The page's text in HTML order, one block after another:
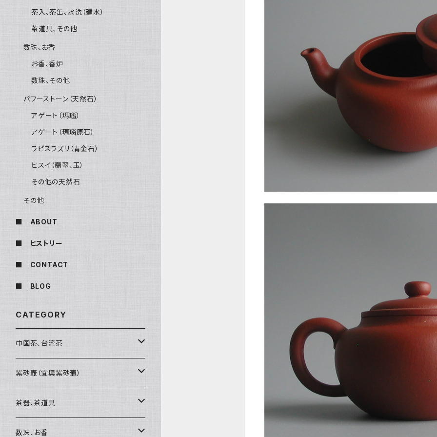
茶入、茶缶、水洗（建水）
茶道具、その他
数珠、お香
お香、香炉
数珠、その他
パワーストーン（天然石）
アゲート（瑪瑙）
アゲート（瑪瑙原石）
ラピスラズリ（青金石）
ヒスイ（翡翠、玉）
その他の天然石
その他
■ ABOUT
■ ヒストリー
■ CONTACT
■ BLOG
CATEGORY
中国茶、台湾茶
烏龍茶（ウーロン茶）
黒茶（緊圧茶、普洱茶）
紅茶、白茶、緑茶
紫砂壺（宜興紫砂壷）
大師、名人、高工の作品
周菊英（高級工藝美術師）
茶器、茶道具
茶杯、聞香杯
数珠、お香